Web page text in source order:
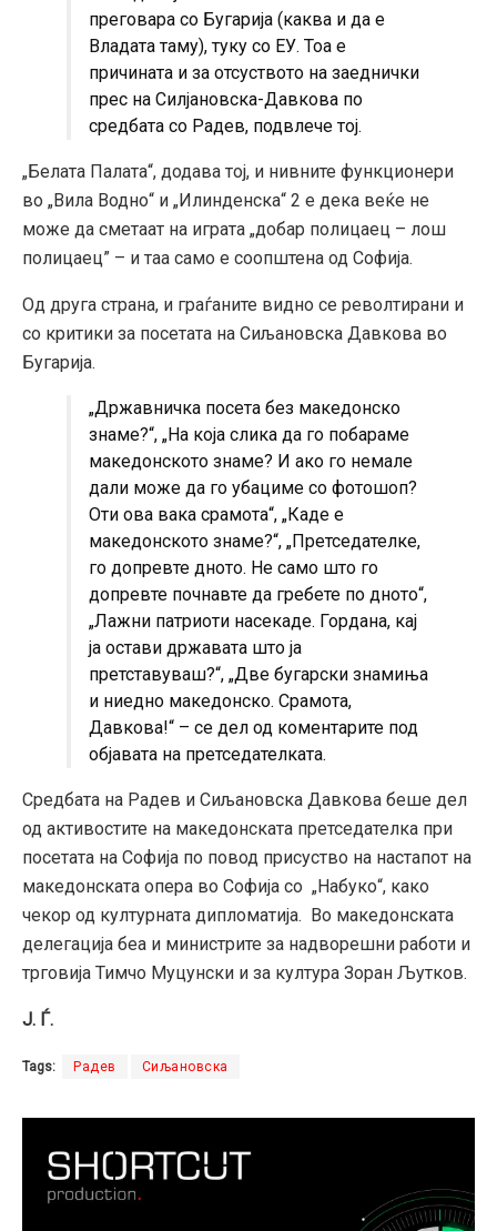
преговара со Бугарија (каква и да е
Владата таму), туку со ЕУ. Тоа е
причината и за отсуството на заеднички
прес на Силјановска-Давкова по
средбата со Радев, подвлече тој.
„Белата Палата“, додава тој, и нивните функционери
во „Вила Водно“ и „Илинденска“ 2 е дека веќе не
може да сметаат на играта „добар полицаец – лош
полицаец” – и таа само е соопштена од Софија.
Од друга страна, и граѓаните видно се револтирани и
со критики за посетата на Сиљановска Давкова во
Бугарија.
„Државничка посета без македонско
знаме?“, „На која слика да го побараме
македонското знаме? И ако го немале
дали може да го убациме со фотошоп?
Оти ова вака срамота“, „Каде е
македонското знаме?“, „Претседателке,
го допревте дното. Не само што го
допревте почнавте да гребете по дното“,
„Лажни патриоти насекаде. Гордана, кај
ја остави државата што ја
претставуваш?“, „Две бугарски знамиња
и ниедно македонско. Срамота,
Давкова!“ – се дел од коментарите под
објавата на претседателката.
Средбата на Радев и Сиљановска Давкова беше дел
од активостите на македонската претседателка при
посетата на Софија по повод присуство на настапот на
македонската опера во Софија со „Набуко“, како
чекор од културната дипломатија. Во македонската
делегација беа и министрите за надворешни работи и
трговија Тимчо Муцунски и за култура Зоран Љутков.
J. Ѓ.
Tags: Радев Сиљановска